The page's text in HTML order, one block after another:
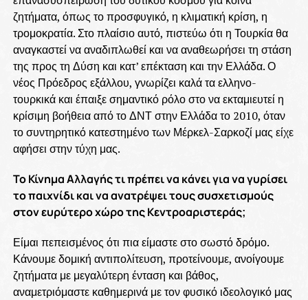
ζητήματα, όπως το προσφυγικό, η κλιματική κρίση, η
τρομοκρατία. Στο πλαίσιο αυτό, πιστεύω ότι η Τουρκία θα
αναγκαστεί να αναδιπλωθεί και να αναθεωρήσει τη στάση
της προς τη Δύση και κατ’ επέκταση και την Ελλάδα. Ο
νέος Πρόεδρος εξάλλου, γνωρίζει καλά τα ελληνο-
τουρκικά και έπαιξε σημαντικό ρόλο στο να εκταμιευτεί η
κρίσιμη βοήθεια από το ΔΝΤ στην Ελλάδα το 2010, όταν
το συντηρητικό κατεστημένο των Μέρκελ-Σαρκοζί μας είχε
αφήσει στην τύχη μας.
Το Κίνημα Αλλαγής τι πρέπει να κάνει για να γυρίσει
το παιχνίδι και να ανατρέψει τους συσχετισμούς
στον ευρύτερο χώρο της Κεντροαριστεράς;
Είμαι πεπεισμένος ότι πια είμαστε στο σωστό δρόμο.
Κάνουμε δομική αντιπολίτευση, προτείνουμε, ανοίγουμε
ζητήματα με μεγαλύτερη ένταση και βάθος,
αναμετριόμαστε καθημερινά με τον φυσικό ιδεολογικό μας